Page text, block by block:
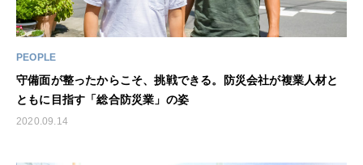
PEOPLE
守備面が整ったからこそ、挑戦できる。防災会社が複業人材と
ともに目指す「総合防災業」の姿
2020.09.14